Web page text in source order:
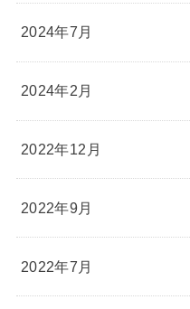
2024年7月
2024年2月
2022年12月
2022年9月
2022年7月